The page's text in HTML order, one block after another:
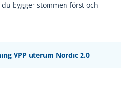
bygger stommen först och
VPP uterum Nordic 2.0